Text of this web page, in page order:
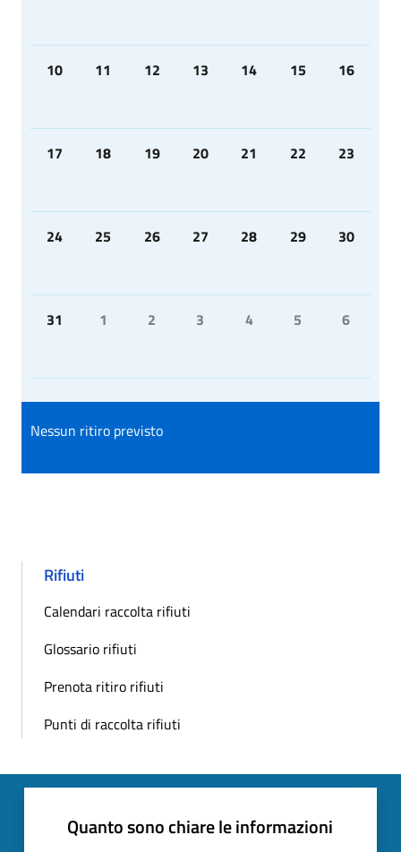
10 11 12 13 14 15 16
17 18 19 20 21 22 23
24 25 26 27 28 29 30
31 1 2 3 4 5 6
Nessun ritiro previsto
Rifiuti
Calendari raccolta rifiuti
Glossario rifiuti
Prenota ritiro rifiuti
Punti di raccolta rifiuti
Quanto sono chiare le informazioni